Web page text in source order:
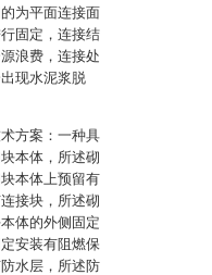
为平面连接面
固定，连接结
浪费，连接处
现水泥浆脱
方案：一种具
本体，所述砌
本体上预留有
接块，所述砌
体的外侧固定
安装有阻燃保
水层，所述防